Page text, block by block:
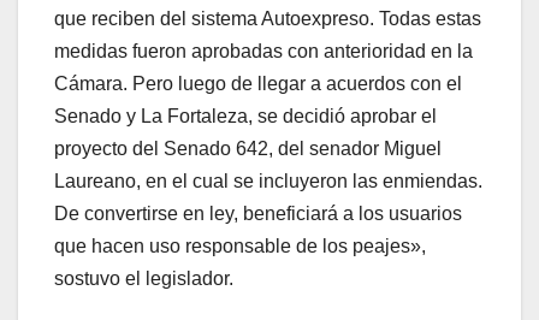
que reciben del sistema Autoexpreso. Todas estas
medidas fueron aprobadas con anterioridad en la
Cámara. Pero luego de llegar a acuerdos con el
Senado y La Fortaleza, se decidió aprobar el
proyecto del Senado 642, del senador Miguel
Laureano, en el cual se incluyeron las enmiendas.
De convertirse en ley, beneficiará a los usuarios
que hacen uso responsable de los peajes»,
sostuvo el legislador.